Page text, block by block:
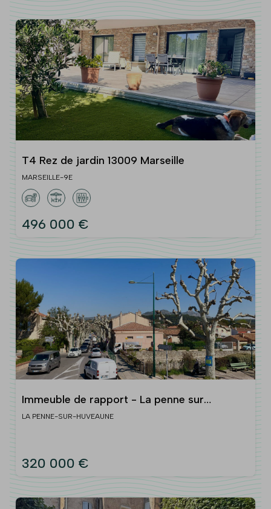
T4 Rez de jardin 13009 Marseille
MARSEILLE-9E
496 000 €
Immeuble de rapport - La penne sur
Huveaune
LA PENNE-SUR-HUVEAUNE
320 000 €